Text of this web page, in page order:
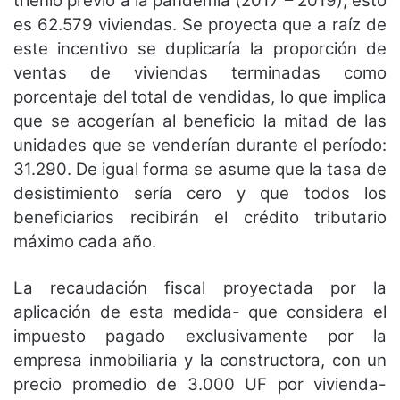
es 62.579 viviendas. Se proyecta que a raíz de
este incentivo se duplicaría la proporción de
ventas de viviendas terminadas como
porcentaje del total de vendidas, lo que implica
que se acogerían al beneficio la mitad de las
unidades que se venderían durante el período:
31.290. De igual forma se asume que la tasa de
desistimiento sería cero y que todos los
beneficiarios recibirán el crédito tributario
máximo cada año.
La recaudación fiscal proyectada por la
aplicación de esta medida- que considera el
impuesto pagado exclusivamente por la
empresa inmobiliaria y la constructora, con un
precio promedio de 3.000 UF por vivienda-